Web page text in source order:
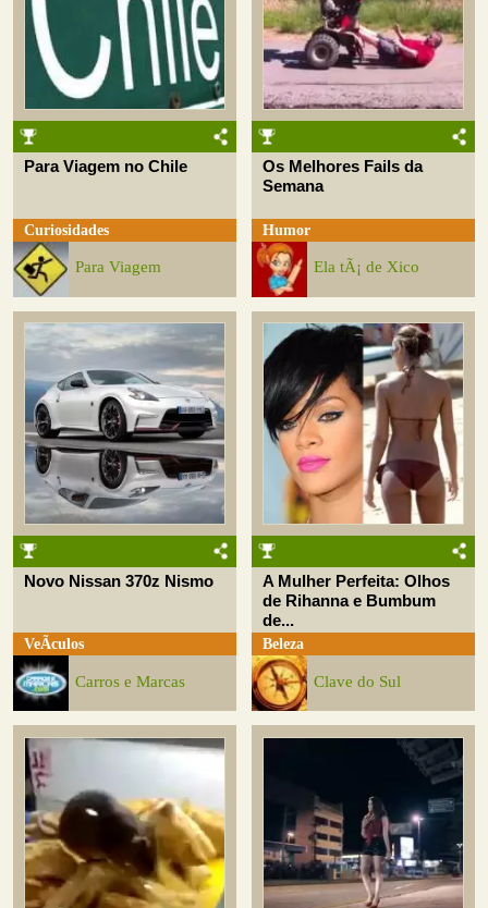
Para Viagem no Chile
Curiosidades
Para Viagem
Os Melhores Fails da
Semana
Humor
Ela tÃ¡ de Xico
Novo Nissan 370z Nismo
VeÃ­culos
Carros e Marcas
A Mulher Perfeita: Olhos
de Rihanna e Bumbum
de...
Beleza
Clave do Sul